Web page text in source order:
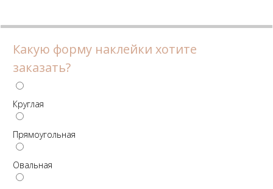
Какую форму наклейки хотите
заказать?
Круглая
Прямоугольная
Овальная